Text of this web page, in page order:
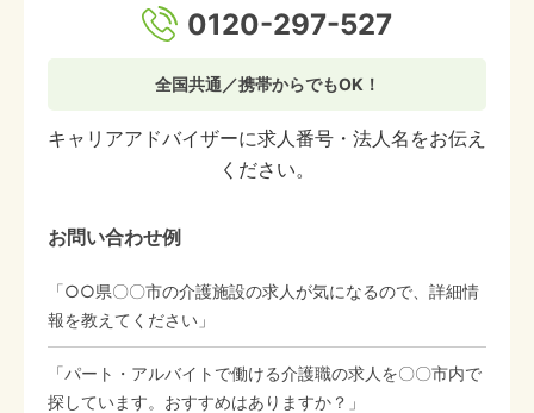
0120-297-527
全国共通／携帯からでもOK！
キャリアアドバイザーに求人番号・法人名をお伝え
ください。
お問い合わせ例
「○○県〇〇市の介護施設の求人が気になるので、詳細情
報を教えてください」
「パート・アルバイトで働ける介護職の求人を〇〇市内で
探しています。おすすめはありますか？」